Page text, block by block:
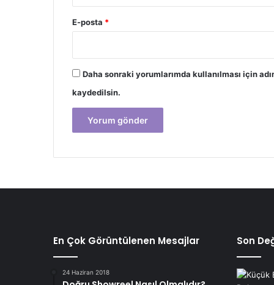
E-posta *
Daha sonraki yorumlarımda kullanılması için
kaydedilsin.
En Çok Görüntülenen Mesajlar
24 Haziran 2018
Son